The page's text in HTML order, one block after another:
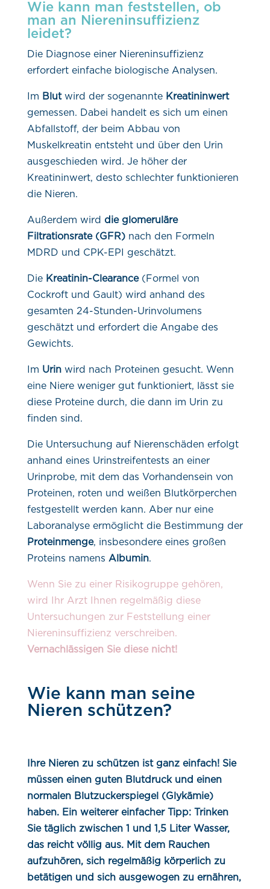
Wie kann man feststellen, ob
man an Niereninsuffizienz
leidet?
Die Diagnose einer Niereninsuffizienz
erfordert einfache biologische Analysen.
Im Blutwird der sogenannte Kreatininwert
gemessen. Dabei handelt es sich um einen
Abfallstoff, der beim Abbau von
Muskelkreatin entsteht und über den Urin
ausgeschieden wird. Je höher der
Kreatininwert, desto schlechter funktionieren
die Nieren.
Außerdem wird die glomeruläre
Filtrationsrate (GFR)nach den Formeln
MDRD und CPK-EPI geschätzt.
Die Kreatinin-Clearance(Formel von
Cockroft und Gault) wird anhand des
gesamten 24-Stunden-Urinvolumens
geschätzt und erfordert die Angabe des
Gewichts.
Im Urinwird nach Proteinen gesucht. Wenn
eine Niere weniger gut funktioniert, lässt sie
diese Proteine durch, die dann im Urin zu
finden sind.
Die Untersuchung auf Nierenschäden erfolgt
anhand eines Urinstreifentests an einer
Urinprobe, mit dem das Vorhandensein von
Proteinen, roten und weißen Blutkörperchen
festgestellt werden kann. Aber nur eine
Laboranalyse ermöglicht die Bestimmung der
Proteinmenge, insbesondere eines großen
Proteins namens Albumin.
Wenn Sie zu einer Risikogruppe gehören,
wird Ihr Arzt Ihnen regelmäßig diese
Untersuchungen zur Feststellung einer
Niereninsuffizienz verschreiben.
Vernachlässigen Sie diese nicht!
Wie kann man seine
Nieren schützen?
Ihre Nieren zu schützen ist ganz einfach! Sie
müssen einen guten Blutdruck und einen
normalen Blutzuckerspiegel (Glykämie)
haben. Ein weiterer einfacher Tipp: Trinken
Sie täglich zwischen 1 und 1,5 Liter Wasser,
das reicht völlig aus. Mit dem Rauchen
aufzuhören, sich regelmäßig körperlich zu
betätigen und sich ausgewogen zu ernähren,